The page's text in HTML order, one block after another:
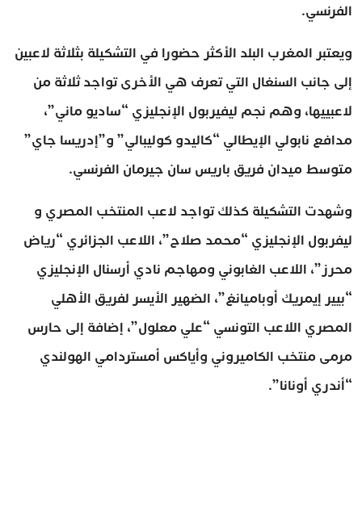
الفرنسي.
ويعتبر المغرب البلد الأكثر حضورا في التشكيلة بثلاثة لاعبين
إلى جانب السنغال التي تعرف هي الأخرى تواجد ثلاثة من
لاعبييها، وهم نجم ليفيربول الإنجليزي “ساديو ماني”،
مدافع نابولي الإيطالي “كاليدو كوليبالي” و”إدريسا جاي”
متوسط ميدان فريق باريس سان جيرمان الفرنسي.
وشهدت التشكيلة كذلك تواجد لاعب المنتخب المصري و
ليفربول الإنجليزي “محمد صلاح”، اللاعب الجزائري “رياض
محرز”، اللاعب الغابوني ومهاجم نادي أرسنال الإنجليزي
“بيير إيمريك أوباميانغ”، الضهير الأيسر لفريق الأهلي
المصري اللاعب التونسي “علي معلول”، إضافة إلى حارس
مرمى منتخب الكاميروني وأياكس أمستردامي الهولندي
“أندري أونانا”.